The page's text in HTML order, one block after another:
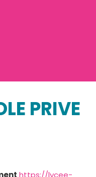
PRIVE
https://lycee-